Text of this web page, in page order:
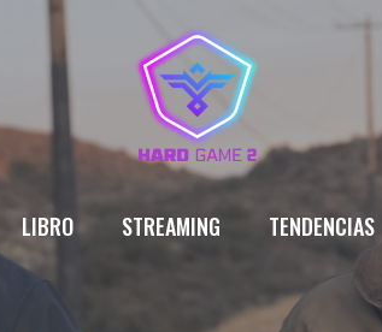
LIBRO STREAMING TENDENCIAS